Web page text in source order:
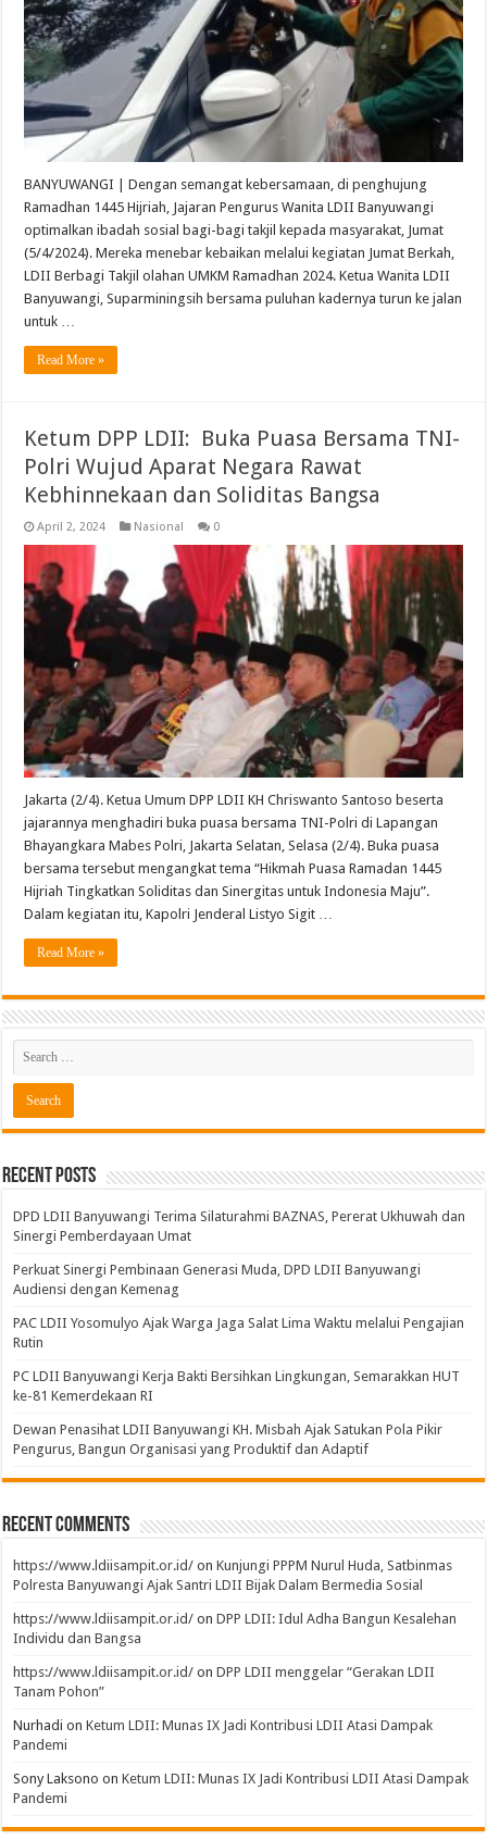
BANYUWANGI | Dengan semangat kebersamaan, di penghujung
Ramadhan 1445 Hijriah, Jajaran Pengurus Wanita LDII Banyuwangi
optimalkan ibadah sosial bagi-bagi takjil kepada masyarakat, Jumat
(5/4/2024). Mereka menebar kebaikan melalui kegiatan Jumat Berkah,
LDII Berbagi Takjil olahan UMKM Ramadhan 2024. Ketua Wanita LDII
Banyuwangi, Suparminingsih bersama puluhan kadernya turun ke jalan
untuk …
Read More »
Ketum DPP LDII: Buka Puasa Bersama TNI-
Polri Wujud Aparat Negara Rawat
Kebhinnekaan dan Soliditas Bangsa
April 2, 2024 Nasional 0
Jakarta (2/4). Ketua Umum DPP LDII KH Chriswanto Santoso beserta
jajarannya menghadiri buka puasa bersama TNI-Polri di Lapangan
Bhayangkara Mabes Polri, Jakarta Selatan, Selasa (2/4). Buka puasa
bersama tersebut mengangkat tema “Hikmah Puasa Ramadan 1445
Hijriah Tingkatkan Soliditas dan Sinergitas untuk Indonesia Maju”.
Dalam kegiatan itu, Kapolri Jenderal Listyo Sigit …
Read More »
Recent Posts
DPD LDII Banyuwangi Terima Silaturahmi BAZNAS, Pererat Ukhuwah dan
Sinergi Pemberdayaan Umat
Perkuat Sinergi Pembinaan Generasi Muda, DPD LDII Banyuwangi
Audiensi dengan Kemenag
PAC LDII Yosomulyo Ajak Warga Jaga Salat Lima Waktu melalui Pengajian
Rutin
PC LDII Banyuwangi Kerja Bakti Bersihkan Lingkungan, Semarakkan HUT
ke-81 Kemerdekaan RI
Dewan Penasihat LDII Banyuwangi KH. Misbah Ajak Satukan Pola Pikir
Pengurus, Bangun Organisasi yang Produktif dan Adaptif
Recent Comments
https://www.ldiisampit.or.id/ onKunjungi PPPM Nurul Huda, Satbinmas
Polresta Banyuwangi Ajak Santri LDII Bijak Dalam Bermedia Sosial
https://www.ldiisampit.or.id/ onDPP LDII: Idul Adha Bangun Kesalehan
Individu dan Bangsa
https://www.ldiisampit.or.id/ onDPP LDII menggelar “Gerakan LDII
Tanam Pohon”
Nurhadi onKetum LDII: Munas IX Jadi Kontribusi LDII Atasi Dampak
Pandemi
Sony Laksono onKetum LDII: Munas IX Jadi Kontribusi LDII Atasi Dampak
Pandemi